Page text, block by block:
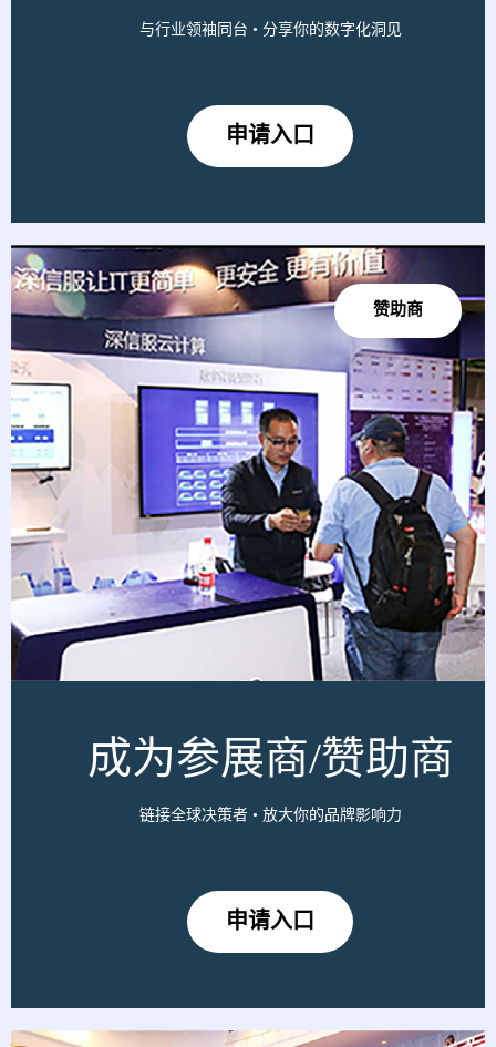
与行业领袖同台 • 分享你的数字化洞见
申请入口
赞助商
成为参展商/赞助商
链接全球决策者 • 放大你的品牌影响力
申请入口